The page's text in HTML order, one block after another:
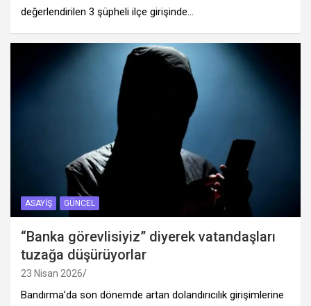
değerlendirilen 3 şüpheli ilçe girişinde…
ASAYIŞ GÜNCEL
“Banka görevlisiyiz” diyerek vatandaşları
tuzağa düşürüyorlar
23 Nisan 2026
Bandırma’da son dönemde artan dolandırıcılık girişimlerine